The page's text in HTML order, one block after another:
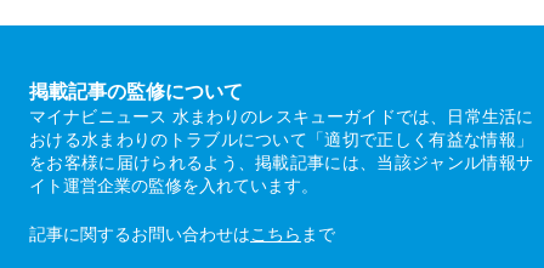
掲載記事の監修について
マイナビニュース 水まわりのレスキューガイドでは、日常生活に
おける水まわりのトラブルについて「適切で正しく有益な情報」
をお客様に届けられるよう、掲載記事には、当該ジャンル情報サ
イト運営企業の監修を入れています。
記事に関するお問い合わせはこちら まで